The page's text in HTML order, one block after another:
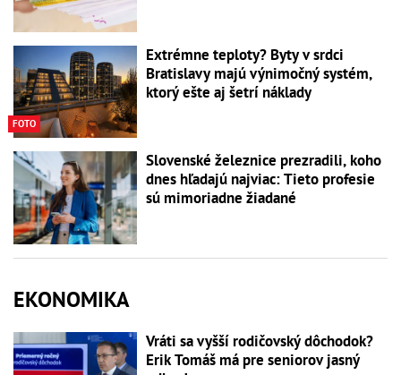
FOTO
Extrémne teploty? Byty v srdci
Bratislavy majú výnimočný systém,
ktorý ešte aj šetrí náklady
Slovenské železnice prezradili, koho
dnes hľadajú najviac: Tieto profesie
sú mimoriadne žiadané
EKONOMIKA
Vráti sa vyšší rodičovský dôchodok?
Erik Tomáš má pre seniorov jasný